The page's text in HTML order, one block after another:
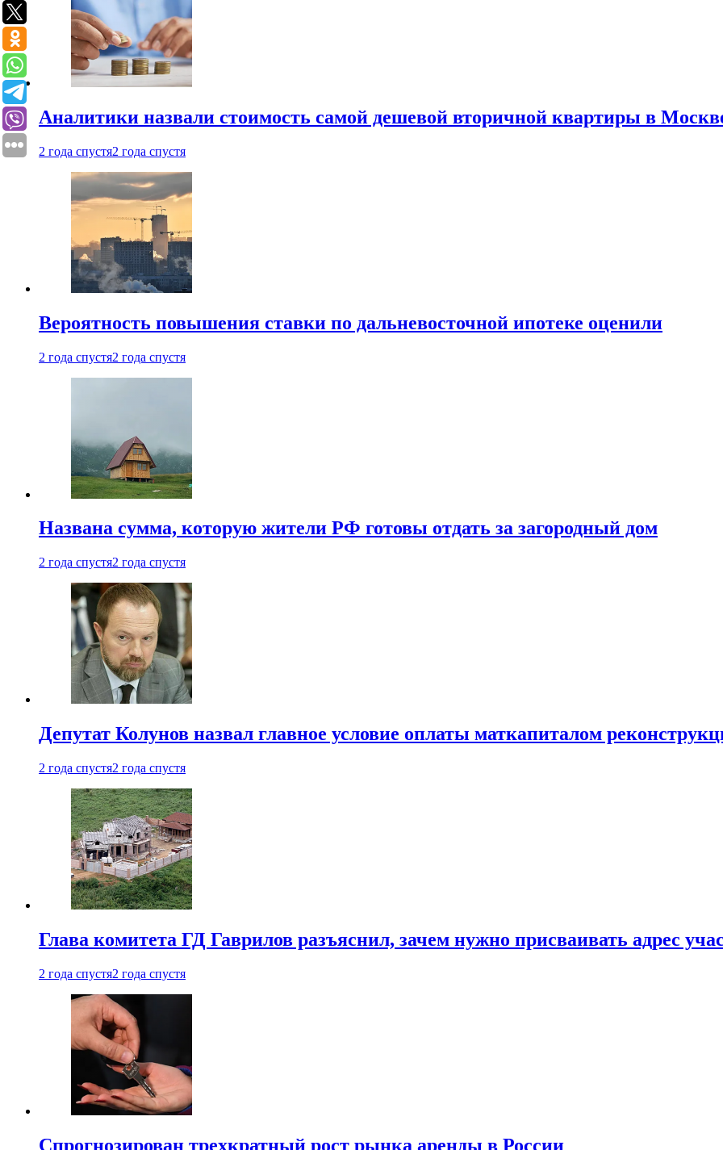
Аналитики назвали стоимость самой дешевой вторичной квартиры в
2 года спустя2 года спустя
Вероятность повышения ставки по дальневосточной ипотеке оценили
2 года спустя2 года спустя
Названа сумма, которую жители РФ готовы отдать за загородный дом
2 года спустя2 года спустя
Депутат Колунов назвал главное условие оплаты маткапиталом
2 года спустя2 года спустя
Глава комитета ГД Гаврилов разъяснил, зачем нужно присваивать адрес
2 года спустя2 года спустя
Спрогнозирован трехкратный рост рынка аренды в России